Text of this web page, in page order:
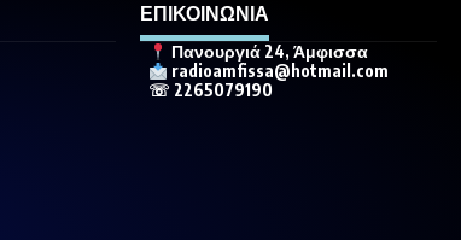
ΕΠΙΚΟΙΝΩΝΙΑ
Πανουργιά 24, Άμφισσα
radioamfissa@hotmail.com
☏ 2265079190